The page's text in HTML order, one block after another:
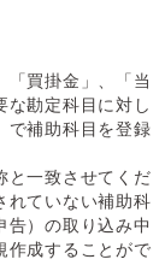
「買掛金」、「当
な勘定科目に対し
で補助科目を登録
と一致させてくだ
れていない補助科
告）の取り込み中
作成することがで